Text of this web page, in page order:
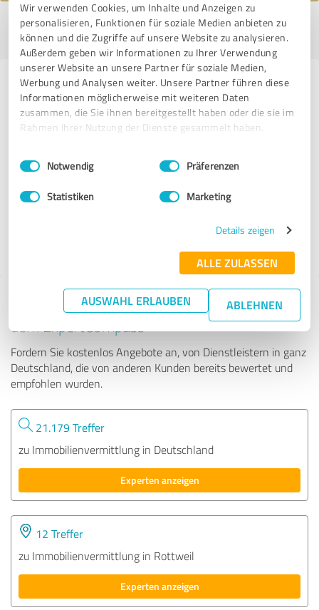
Wir verwenden Cookies, um Inhalte und Anzeigen zu
personalisieren, Funktionen für soziale Medien anbieten zu
können und die Zugriffe auf unsere Website zu analysieren.
Außerdem geben wir Informationen zu Ihrer Verwendung
unserer Website an unsere Partner für soziale Medien,
Werbung und Analysen weiter. Unsere Partner führen diese
Informationen möglicherweise mit weiteren Daten
zusammen, die Sie ihnen bereitgestellt haben oder die sie im
Rahmen Ihrer Nutzung der Dienste gesammelt haben.
Impressum Datenschutzbestimmungen
Einwilligungsauswahl
Notwendig Präferenzen
Statistiken Marketing
Details zeigen
ALLE ZULASSEN
AUSWAHL ERLAUBEN ABLEHNEN
Profil aktiv seit 14.09.2025 |Letzte Aktualisierung: 29.07.2026|Profil
melden
Erfahrungen zu weiteren
Anbietern aus dem Bereich
Immobilienvermittlung
Juffernholz GmbH Immobilienmakler
Tipp: Die passenden Experten finden - mit
dem ExpertCompass
Fordern Sie kostenlos Angebote an, von Dienstleistern in ganz
Deutschland, die von anderen Kunden bereits bewertet und
empfohlen wurden.
21.179 Treffer
zu Immobilienvermittlung in Deutschland
Experten anzeigen
12 Treffer
zu Immobilienvermittlung in Rottweil
Experten anzeigen